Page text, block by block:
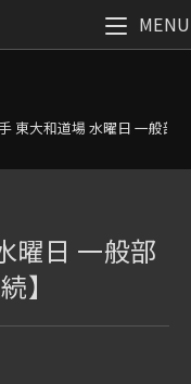
MENU
東大和道場 水曜日 一般部
曜日 一般部
】